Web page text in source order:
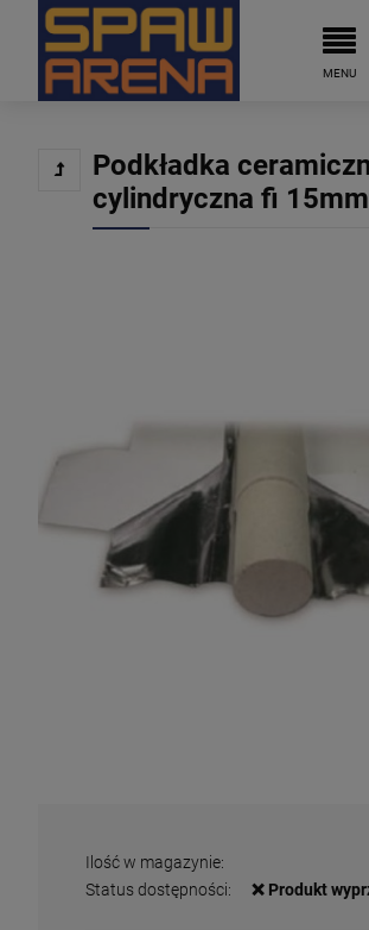
Podkładka
cylindryczna fi 15mm
Ilość w magazynie:
Status dostępności:
❌ Produkt